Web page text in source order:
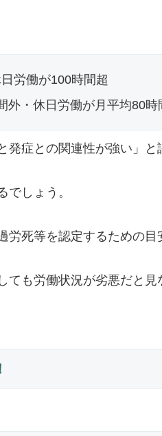
労働が100時間超
外・休日労働が月平均80時
症との関連性が強い」と
でしょう。
死等を認定するための目
ても労働状況が劣悪だと